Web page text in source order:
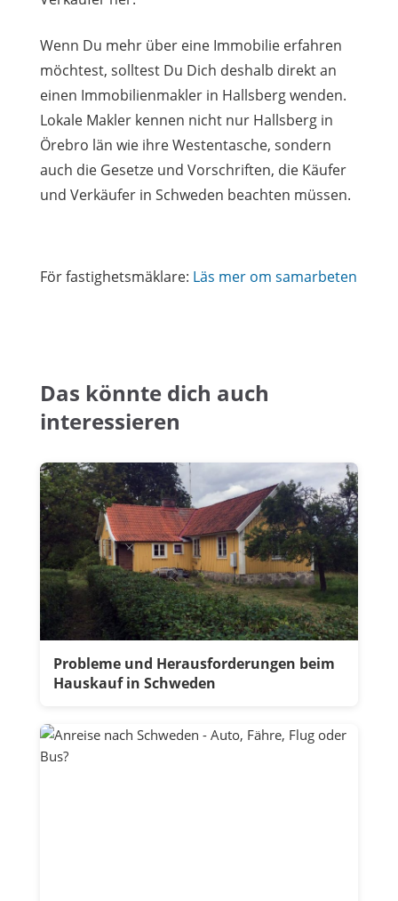
Wenn Du mehr über eine Immobilie erfahren
möchtest, solltest Du Dich deshalb direkt an
einen Immobilienmakler in Hallsberg wenden.
Lokale Makler kennen nicht nur Hallsberg in
Örebro län wie ihre Westentasche, sondern
auch die Gesetze und Vorschriften, die Käufer
und Verkäufer in Schweden beachten müssen.
För fastighetsmäklare: Läs mer om samarbeten
Das könnte dich auch
interessieren
Probleme und Herausforderungen beim
Hauskauf in Schweden